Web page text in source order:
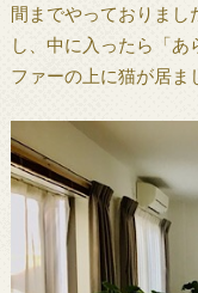
間までやっておりま
し、中に入ったら「
ファーの上に猫が居ま